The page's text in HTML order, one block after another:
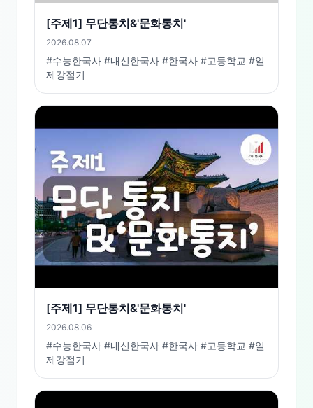
[주제1] 무단통치&'문화통치'
2026.08.07
#수능한국사 #내신한국사 #한국사 #고등학교 #일
제강점기
[주제1] 무단통치&'문화통치'
2026.08.06
#수능한국사 #내신한국사 #한국사 #고등학교 #일
제강점기